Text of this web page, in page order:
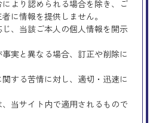
により認められる場合を除き、ご
に情報を提供しません。
じ、当該ご本人の個人情報を開示
実と異なる場合、訂正や削除に
する苦情に対し、適切・迅速に
、当サイト内で適用されるもので